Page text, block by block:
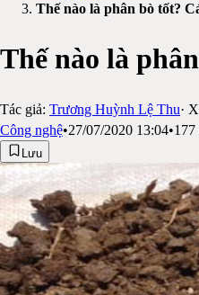
Thế nào là phân bò tốt?
Thế nào là
Tác giả: Trương Huỳnh Lệ Thu·
Công nghệ•27/07/2020 13:04•177
Lưu